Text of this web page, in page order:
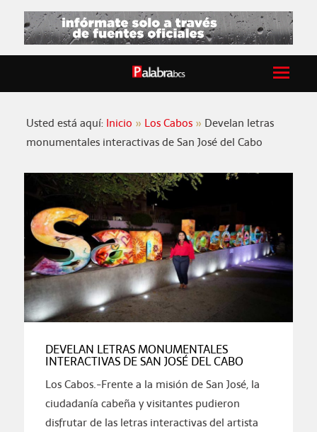
Usted está aquí: Inicio Los Cabos
Develan letras
monumentales interactivas de San José del Cabo
DEVELAN LETRAS MONUMENTALES
INTERACTIVAS DE SAN JOSÉ DEL CABO
Los Cabos.-Frente a la misión de San José, la
ciudadanía cabeña y visitantes pudieron
disfrutar de las letras interactivas del artista